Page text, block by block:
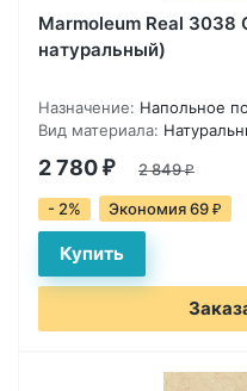
Marmoleum Real 3038
натуральный)
Назначение: Напольное
Вид материала:
2 780 ₽ 2 849₽
- 2% Экономия 69 ₽